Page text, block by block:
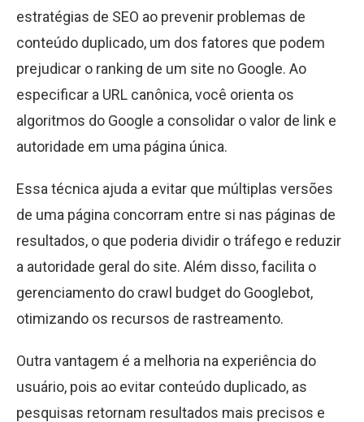
estratégias de SEO ao prevenir problemas de
conteúdo duplicado, um dos fatores que podem
prejudicar o ranking de um site no Google. Ao
especificar a URL canônica, você orienta os
algoritmos do Google a consolidar o valor de link e
autoridade em uma página única.
Essa técnica ajuda a evitar que múltiplas versões
de uma página concorram entre si nas páginas de
resultados, o que poderia dividir o tráfego e reduzir
a autoridade geral do site. Além disso, facilita o
gerenciamento do crawl budget do Googlebot,
otimizando os recursos de rastreamento.
Outra vantagem é a melhoria na experiência do
usuário, pois ao evitar conteúdo duplicado, as
pesquisas retornam resultados mais precisos e